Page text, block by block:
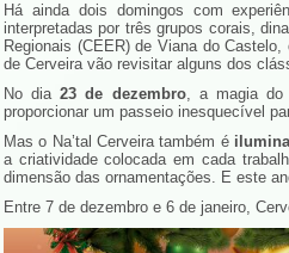
Há ainda dois domingos com
interpretadas por três grupos corais,
Regionais (CEER) de Viana do
de Cerveira vão revisitar alguns dos
No dia23 de dezembro, a magia do
proporcionar um passeio inesquecível
Mas o Na’tal Cerveira também é
a criatividade colocada em cada
dimensão das ornamentações. E este
Entre 7 de dezembro e 6 de janeiro,